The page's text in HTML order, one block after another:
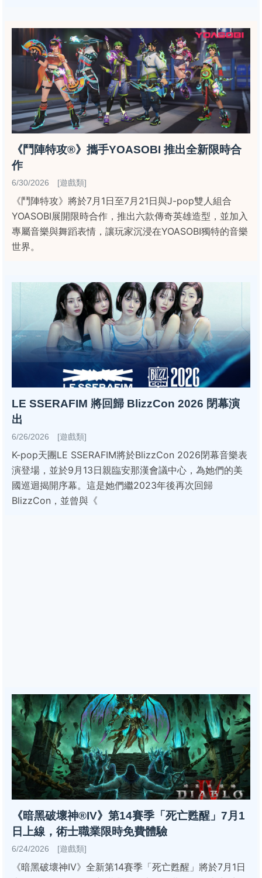
《鬥陣特攻®》攜手YOASOBI 推出全新限時合
作
6/30/2026 [遊戲類]
《鬥陣特攻》將於7月1日至7月21日與J-pop雙人組合
YOASOBI展開限時合作，推出六款傳奇英雄造型，並加入
專屬音樂與舞蹈表情，讓玩家沉浸在YOASOBI獨特的音樂
世界。
LE SSERAFIM 將回歸 BlizzCon 2026 閉幕演
出
6/26/2026 [遊戲類]
K-pop天團LE SSERAFIM將於BlizzCon 2026閉幕音樂表
演登場，並於9月13日親臨安那漢會議中心，為她們的美
國巡迴揭開序幕。這是她們繼2023年後再次回歸
BlizzCon，並曾與《
《暗黑破壞神®IV》第14賽季「死亡甦醒」7月1
日上線，術士職業限時免費體驗
6/24/2026 [遊戲類]
《暗黑破壞神IV》全新第14賽季「死亡甦醒」將於7月1日